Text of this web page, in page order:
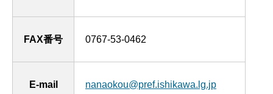
FAX番号 0767-53-0462
E-mail nanaokou@pref.ishikawa.lg.jp